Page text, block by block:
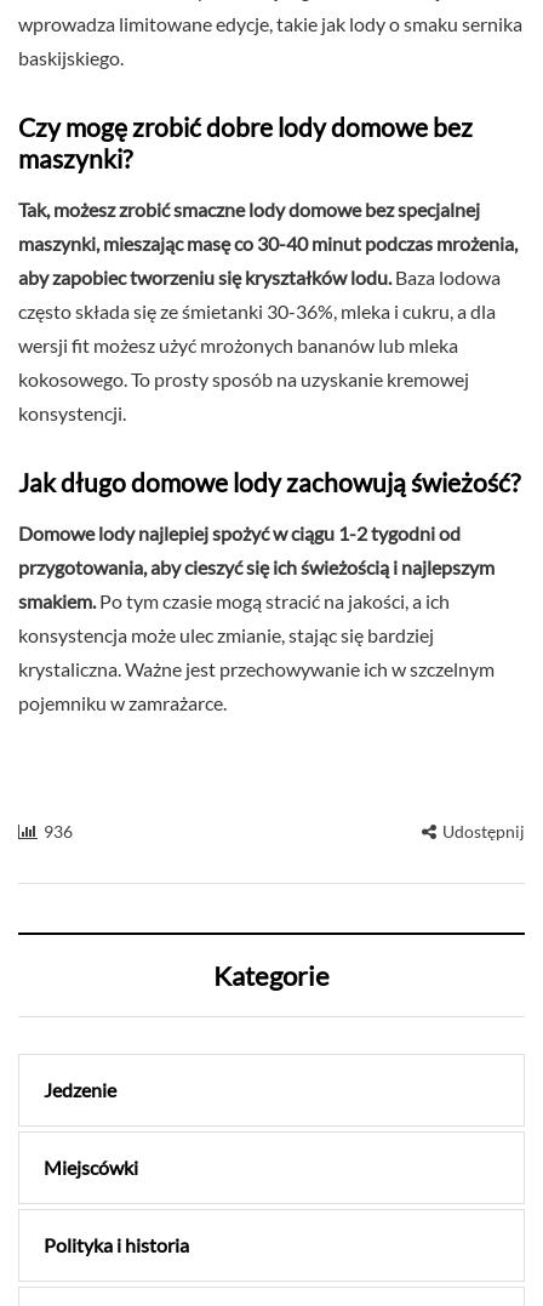
wprowadza limitowane edycje, takie jak lody o smaku sernika
baskijskiego.
Czy mogę zrobić dobre lody domowe bez
maszynki?
Tak, możesz zrobić smaczne lody domowe bez specjalnej
maszynki, mieszając masę co 30-40 minut podczas mrożenia,
aby zapobiec tworzeniu się kryształków lodu.Baza lodowa
często składa się ze śmietanki 30-36%, mleka i cukru, a dla
wersji fit możesz użyć mrożonych bananów lub mleka
kokosowego. To prosty sposób na uzyskanie kremowej
konsystencji.
Jak długo domowe lody zachowują świeżość?
Domowe lody najlepiej spożyć w ciągu 1-2 tygodni od
przygotowania, aby cieszyć się ich świeżością i najlepszym
smakiem.Po tym czasie mogą stracić na jakości, a ich
konsystencja może ulec zmianie, stając się bardziej
krystaliczna. Ważne jest przechowywanie ich w szczelnym
pojemniku w zamrażarce.
936 Udostępnij
Kategorie
Jedzenie
Miejscówki
Polityka i historia